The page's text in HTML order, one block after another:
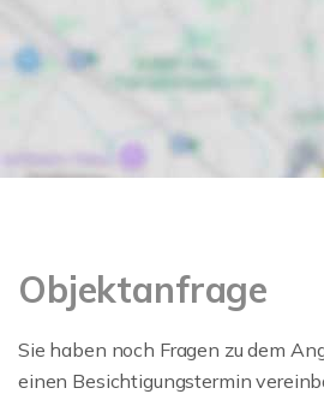
Objektanfrage
Sie haben noch Fragen zu dem
einen Besichtigungstermin